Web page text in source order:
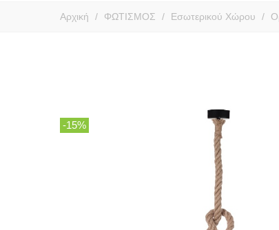
Αρχική / ΦΩΤΙΣΜΟΣ / Εσωτερικού Χώρου /
-15%